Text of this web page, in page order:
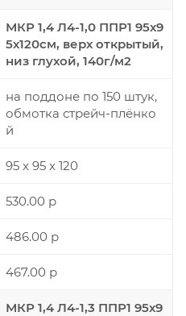
МКР 1,4 Л4-1,0 ППР1 95х9
5х120см, верх открытый,
низ глухой, 140г/м2
на поддоне по 150 штук,
обмотка стрейч-плёнко
й
95 x 95 x 120
530.00 р
486.00 р
467.00 р
МКР 1,4 Л4-1,3 ППР1 95х9